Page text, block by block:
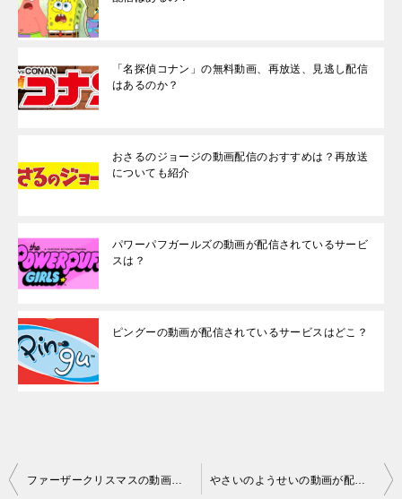
「名探偵コナン」の無料動画、再放送、見逃し配信
はあるのか？
おさるのジョージの動画配信のおすすめは？再放送
についても紹介
パワーパフガールズの動画が配信されているサービ
スは？
ピングーの動画が配信されているサービスはどこ？
投
ファーザークリスマスの動画を配信しているサービスは？ やさいのようせいの動画が配信されているサービス